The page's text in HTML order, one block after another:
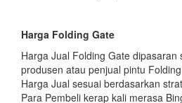
Harga Folding Gate
Harga Jual Folding Gate dipasaran
produsen atau penjual pintu
Harga Jual sesuai berdasarkan
Para Pembeli kerap kali merasa